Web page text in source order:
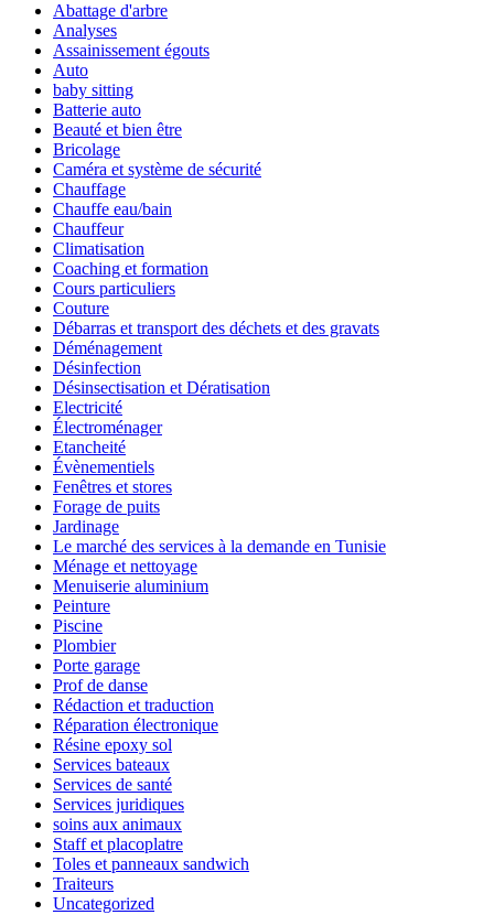
Abattage d'arbre
Analyses
Assainissement égouts
Auto
baby sitting
Batterie auto
Beauté et bien être
Bricolage
Caméra et système de sécurité
Chauffage
Chauffe eau/bain
Chauffeur
Climatisation
Coaching et formation
Cours particuliers
Couture
Débarras et transport des déchets et des gravats
Déménagement
Désinfection
Désinsectisation et Dératisation
Electricité
Électroménager
Etancheité
Évènementiels
Fenêtres et stores
Forage de puits
Jardinage
Le marché des services à la demande en Tunisie
Ménage et nettoyage
Menuiserie aluminium
Peinture
Piscine
Plombier
Porte garage
Prof de danse
Rédaction et traduction
Réparation électronique
Résine epoxy sol
Services bateaux
Services de santé
Services juridiques
soins aux animaux
Staff et placoplatre
Toles et panneaux sandwich
Traiteurs
Uncategorized